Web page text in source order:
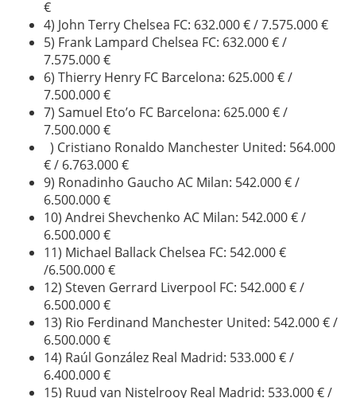
€
4) John Terry Chelsea FC: 632.000 € / 7.575.000 €
5) Frank Lampard Chelsea FC: 632.000 € /
7.575.000 €
6) Thierry Henry FC Barcelona: 625.000 € /
7.500.000 €
7) Samuel Eto’o FC Barcelona: 625.000 € /
7.500.000 €
) Cristiano Ronaldo Manchester United: 564.000
€ / 6.763.000 €
9) Ronadinho Gaucho AC Milan: 542.000 € /
6.500.000 €
10) Andrei Shevchenko AC Milan: 542.000 € /
6.500.000 €
11) Michael Ballack Chelsea FC: 542.000 €
/6.500.000 €
12) Steven Gerrard Liverpool FC: 542.000 € /
6.500.000 €
13) Rio Ferdinand Manchester United: 542.000 € /
6.500.000 €
14) Raúl González Real Madrid: 533.000 € /
6.400.000 €
15) Ruud van Nistelrooy Real Madrid: 533.000 € /